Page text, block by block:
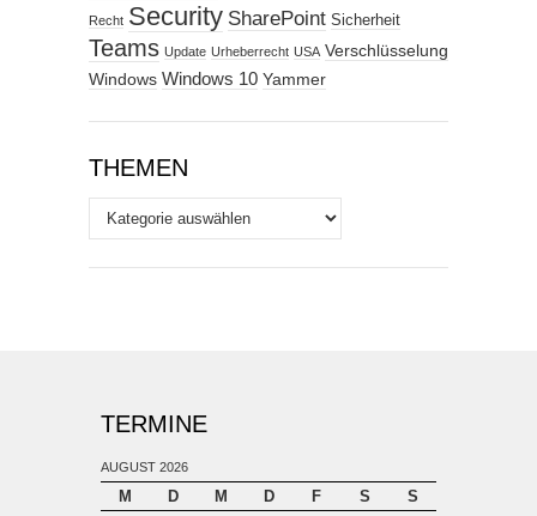
Recht Security SharePoint Sicherheit
Teams Update Urheberrecht USA Verschlüsselung
Windows Windows 10 Yammer
THEMEN
Themen
TERMINE
AUGUST 2026
M D M D F S S